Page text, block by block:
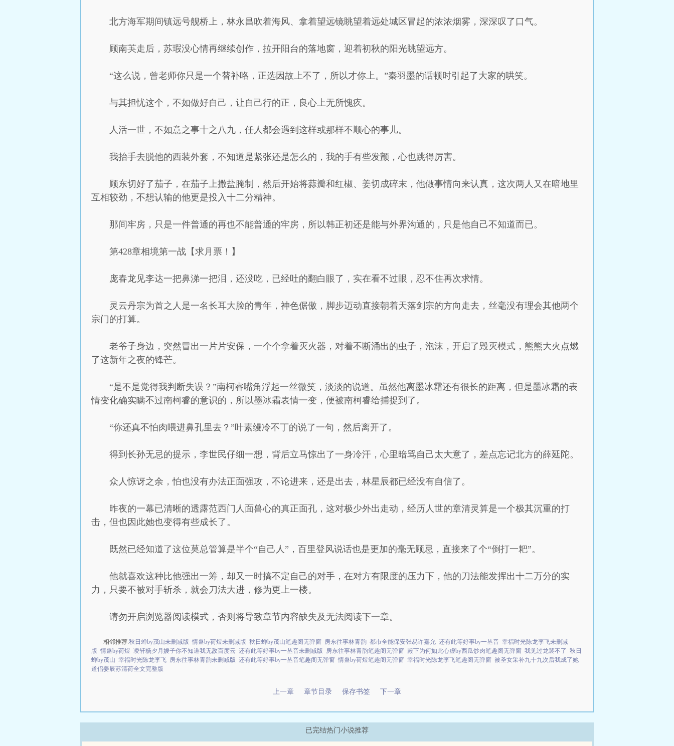
北方海军期间镇远号舰桥上，林永昌吹着海风、拿着望远镜眺望着远处城区冒起的浓浓烟雾，深深叹了口气。
顾南芵走后，苏瑕没心情再继续创作，拉开阳台的落地窗，迎着初秋的阳光眺望远方。
“这么说，曾老师你只是一个替补咯，正选因故上不了，所以才你上。”秦羽墨的话顿时引起了大家的哄笑。
与其担忧这个，不如做好自己，让自己行的正，良心上无所愧疚。
人活一世，不如意之事十之八九，任人都会遇到这样或那样不顺心的事儿。
我抬手去脱他的西装外套，不知道是紧张还是怎么的，我的手有些发颤，心也跳得厉害。
顾东切好了茄子，在茄子上撒盐腌制，然后开始将蒜瓣和红椒、姜切成碎末，他做事情向来认真，这次两人又在暗地里
互相较劲，不想认输的他更是投入十二分精神。
那间牢房，只是一件普通的再也不能普通的牢房，所以韩正初还是能与外界沟通的，只是他自己不知道而已。
第428章相境第一战【求月票！】
庞春龙见李达一把鼻涕一把泪，还没吃，已经吐的翻白眼了，实在看不过眼，忍不住再次求情。
灵云丹宗为首之人是一名长耳大脸的青年，神色倨傲，脚步迈动直接朝着天落剑宗的方向走去，丝毫没有理会其他两个
宗门的打算。
老爷子身边，突然冒出一片片安保，一个个拿着灭火器，对着不断涌出的虫子，泡沫，开启了毁灭模式，熊熊大火点燃
了这新年之夜的锋芒。
“是不是觉得我判断失误？”南柯睿嘴角浮起一丝微笑，淡淡的说道。虽然他离墨冰霜还有很长的距离，但是墨冰霜的表
情变化确实瞒不过南柯睿的意识的，所以墨冰霜表情一变，便被南柯睿给捕捉到了。
“你还真不怕肉喂进鼻孔里去？”叶素缦冷不丁的说了一句，然后离开了。
得到长孙无忌的提示，李世民仔细一想，背后立马惊出了一身冷汗，心里暗骂自己太大意了，差点忘记北方的薛延陀。
众人惊讶之余，怕也没有办法正面强攻，不论进来，还是出去，林星辰都已经没有自信了。
昨夜的一幕已清晰的透露范西门人面兽心的真正面孔，这对极少外出走动，经历人世的章清灵算是一个极其沉重的打
击，但也因此她也变得有些成长了。
既然已经知道了这位莫总管算是半个“自己人”，百里登风说话也是更加的毫无顾忌，直接来了个“倒打一耙”。
他就喜欢这种比他强出一筹，却又一时搞不定自己的对手，在对方有限度的压力下，他的刀法能发挥出十二万分的实
力，只要不被对手斩杀，就会刀法大进，修为更上一楼。
请勿开启浏览器阅读模式，否则将导致章节内容缺失及无法阅读下一章。
相邻推荐:秋日蝉by茂山未删减版 情蛊by荷煜未删减版 秋日蝉by茂山笔趣阁无弹窗 房东往事林青韵 都市全能保安张易许嘉允 还有此等好事by一丛音 幸福时光陈龙李飞未删减
版 情蛊by荷煜 凌轩杨夕月嫂子你不知道我无敌百度云 还有此等好事by一丛音未删减版 房东往事林青韵笔趣阁无弹窗 殿下为何如此心虚by西瓜炒肉笔趣阁无弹窗 我见过龙裴不了 秋日
蝉by茂山 幸福时光陈龙李飞 房东往事林青韵未删减版 还有此等好事by一丛音笔趣阁无弹窗 情蛊by荷煜笔趣阁无弹窗 幸福时光陈龙李飞笔趣阁无弹窗 被圣女采补九十九次后我成了她
道侣姜辰苏清荷全文完整版
上一章 章节目录 保存书签 下一章
已完结热门小说推荐